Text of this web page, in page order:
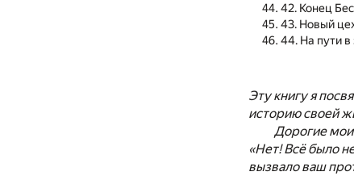
42. Конец
43. Новый
44. На пути
Эту книгу я
историю своей
Дорогие мои
«Нет! Всё было
вызвало ваш